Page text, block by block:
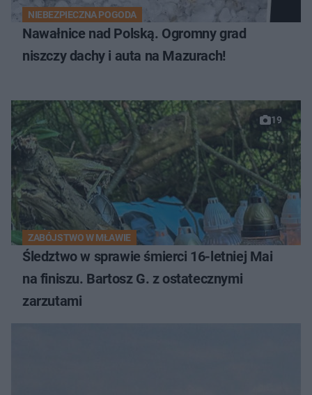
NIEBEZPIECZNA POGODA
Nawałnice nad Polską. Ogromny grad
niszczy dachy i auta na Mazurach!
19
ZABÓJSTWO W MŁAWIE
Śledztwo w sprawie śmierci 16-letniej Mai
na finiszu. Bartosz G. z ostatecznymi
zarzutami